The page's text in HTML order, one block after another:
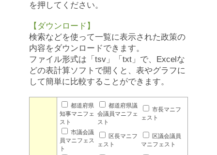
を押してください。
【ダウンロード】
検索などを使って一覧に表示された政策の
内容をダウンロードできます。
ファイル形式は「tsv」「txt」で、Excelな
どの表計算ソフトで開くと、表やグラフに
して簡単に比較することができます。
都道府県
知事マニフェ
スト
都道府県議
会議員マニフェ
スト
市長マニフ
ェスト
市議会議
員マニフェス
ト
区長マニフ
ェスト
区議会議員
マニフェスト